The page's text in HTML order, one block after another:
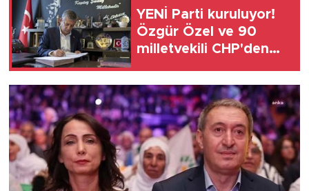
YENİ Parti kuruluyor!
Özgür Özel ve 90
milletvekili CHP'den